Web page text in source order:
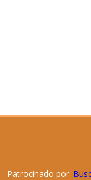
Patrocinado por: